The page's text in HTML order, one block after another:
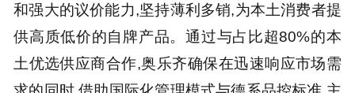
和强大的议价能力,坚持薄利多销,为本土消费者提
供高质低价的自牌产品。通过与占比超80%的本
土优选供应商合作,奥乐齐确保在迅速响应市场需